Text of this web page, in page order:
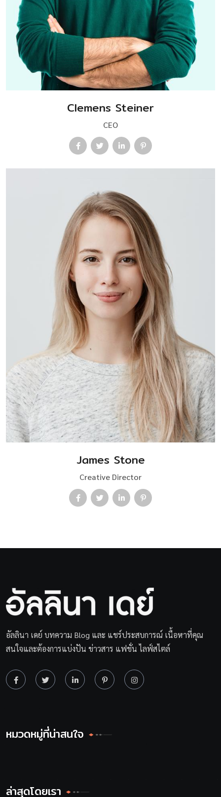
Clemens Steiner
CEO
James Stone
Creative Director
อัลลินา เดย์ บทความ Blog และ แชร์ประสบการณ์ เนื้อหาที่คุณ
สนใจและต้องการแบ่งปัน ข่าวสาร แฟชั่น ไลฟ์สไตล์
หมวดหมู่ที่น่าสนใจ
ล่าสุดโดยเรา